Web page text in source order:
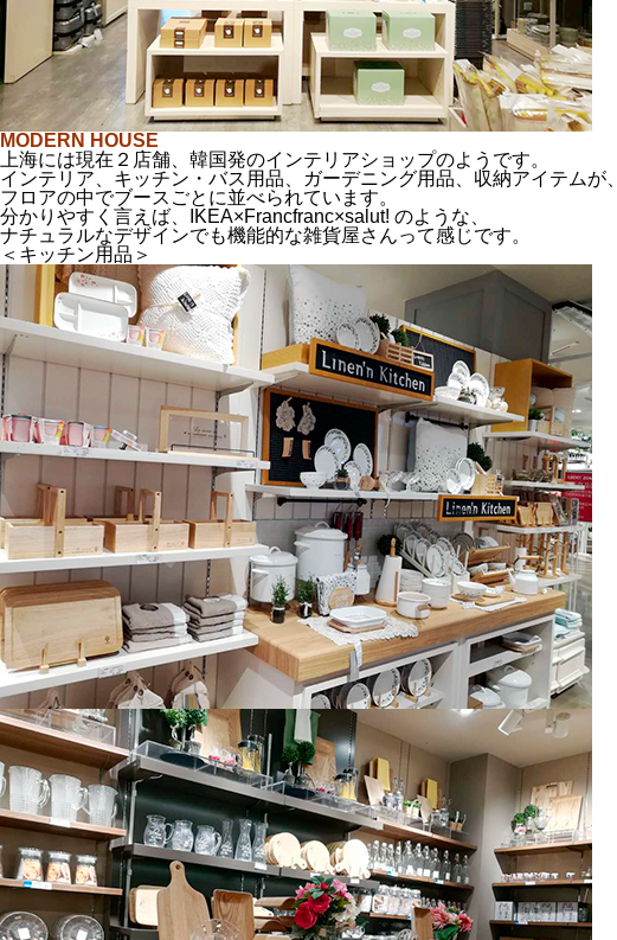
MODERN HOUSE
上海には現在２店舗、韓国発のインテリアショップのようです。
インテリア、キッチン・バス用品、ガーデニング用品、収納アイテムが、
フロアの中でブースごとに並べられています。
分かりやすく言えば、IKEA×Francfranc×salut! のような、
ナチュラルなデザインでも機能的な雑貨屋さんって感じです。
＜キッチン用品＞